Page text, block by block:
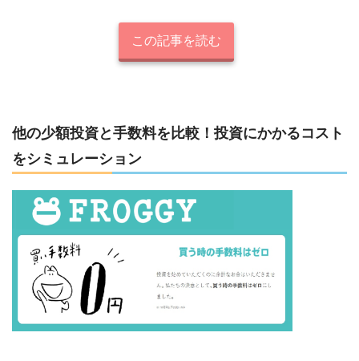
この記事を読む
他の少額投資と手数料を比較！投資にかかるコスト
をシミュレーション